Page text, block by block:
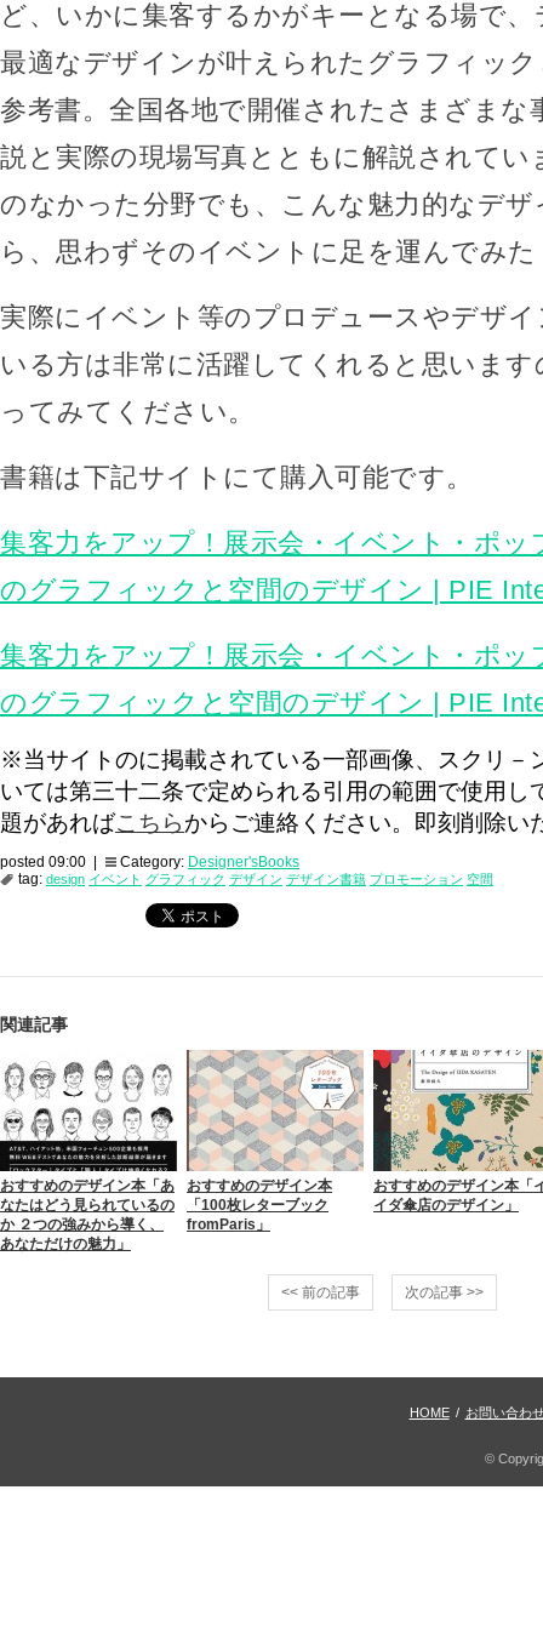
ど、いかに集客するかがキーとなる場で
最適なデザインが叶えられたグラフィッ
参考書。全国各地で開催されたさまざまな
説と実際の現場写真とともに解説されてい
のなかった分野でも、こんな魅力的なデ
ら、思わずそのイベントに足を運んでみ
実際にイベント等のプロデュースやデザ
いる方は非常に活躍してくれると思いま
ってみてください。
書籍は下記サイトにて購入可能です。
集客力をアップ！展示会・イベント・ポ
のグラフィックと空間のデザイン | PIE
集客力をアップ！展示会・イベント・ポ
のグラフィックと空間のデザイン | PIE
※当サイトのに掲載されている一部画像、スクリ－
いては第三十二条で定められる引用の範囲で使用し
題があればこちらからご連絡ください。即刻削除い
posted 09:00 | Category: Designer'sBooks
tag: design イベント グラフィック デザイン デザイン書籍 プロモーション 空間
関連記事
おすすめのデザイン本「あ
なたはどう見られているの
か ２つの強みから導く、
あなただけの魅力」
おすすめのデザイン本
「100枚レターブック
fromParis」
おすすめのデザイン本「
イダ傘店のデザイン」
<< 前の記事 次の記事 >>
HOME / お問い合わ
©